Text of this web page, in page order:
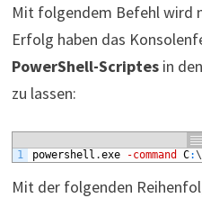
Mit folgendem Befehl wird
Erfolg haben das
PowerShell-Scriptesin
zu lassen:
1
powershell .exe -command C:\
Mit der folgenden